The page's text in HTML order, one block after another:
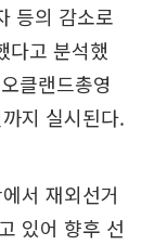
등의 감소로
다고 분석했
클랜드총영
지 실시된다.
서 재외선거
있어 향후 선